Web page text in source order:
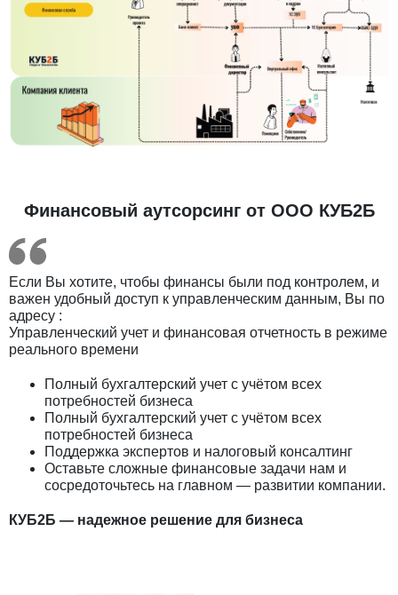
Финансовый аутсорсинг от ООО КУБ2Б
Если Вы хотите, чтобы финансы были под контролем, и
важен удобный доступ к управленческим данным, Вы по
адресу :
Управленческий учет и финансовая отчетность в режиме
реального времени
Полный бухгалтерский учет с учётом всех
потребностей бизнеса
Полный бухгалтерский учет с учётом всех
потребностей бизнеса
Поддержка экспертов и налоговый консалтинг
Оставьте сложные финансовые задачи нам и
сосредоточьтесь на главном — развитии компании.
КУБ2Б — надежное решение для бизнеса